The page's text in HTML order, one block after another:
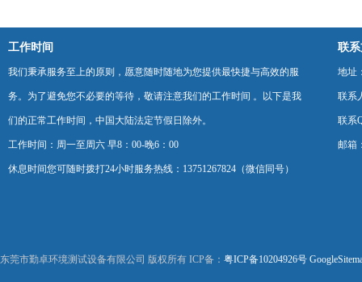
工作时间
我们秉承服务至上的原则，愿意随时随地为您提供最快捷与高效的服
务。为了避免您不必要的等待，敬请注意我们的工作时间 。以下是我
们的正常工作时间，中国大陆法定节假日除外。
工作时间：周一至周六 早8：00-晚6：00
休息时间您可随时拨打24小时服务热线：13751267824（微信同号）
联
地址
联系
联系
邮箱
东莞市勤卓环境测试设备有限公司 版权所有 ICP备： 粤ICP备10204926号